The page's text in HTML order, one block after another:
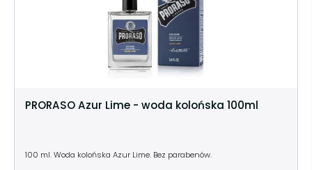
PRORASO Azur Lime - woda kolońska 100ml
100 ml. Woda kolońska Azur Lime. Bez parabenów.